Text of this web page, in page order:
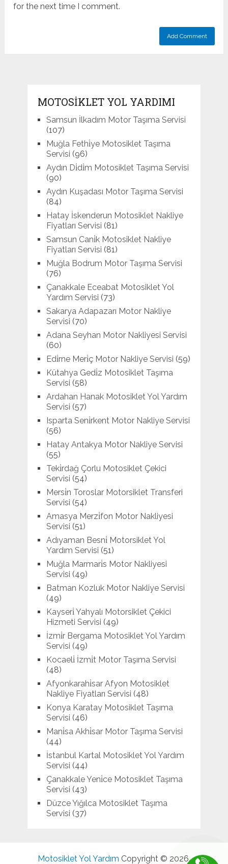
for the next time I comment.
MOTOSIKLET YOL YARDIMI
Samsun İlkadım Motor Taşıma Servisi
(107)
Muğla Fethi̇ye Motosiklet Taşıma
Servisi (96)
Aydın Di̇di̇m Motosiklet Taşıma Servisi
(90)
Aydın Kuşadası Motor Taşıma Servisi
(84)
Hatay İskenderun Motosiklet Nakliye
Fiyatları Servisi (81)
Samsun Cani̇k Motosiklet Nakliye
Fiyatları Servisi (81)
Muğla Bodrum Motor Taşıma Servisi
(76)
Çanakkale Eceabat Motosiklet Yol
Yardım Servisi (73)
Sakarya Adapazarı Motor Nakliye
Servisi (70)
Adana Seyhan Motor Nakliyesi Servisi
(60)
Edi̇rne Meri̇ç Motor Nakliye Servisi (59)
Kütahya Gedi̇z Motosiklet Taşıma
Servisi (58)
Ardahan Hanak Motosiklet Yol Yardım
Servisi (57)
Isparta Seni̇rkent Motor Nakliye Servisi
(56)
Hatay Antakya Motor Nakliye Servisi
(55)
Teki̇rdağ Çorlu Motosiklet Çekici
Servisi (54)
Mersi̇n Toroslar Motorsiklet Transferi
Servisi (54)
Amasya Merzi̇fon Motor Nakliyesi
Servisi (51)
Adıyaman Besni̇ Motorsiklet Yol
Yardım Servisi (51)
Muğla Marmari̇s Motor Nakliyesi
Servisi (49)
Batman Kozluk Motor Nakliye Servisi
(49)
Kayseri̇ Yahyalı Motorsiklet Çekici
Hizmeti Servisi (49)
İzmi̇r Bergama Motosiklet Yol Yardım
Servisi (49)
Kocaeli̇ İzmi̇t Motor Taşıma Servisi
(48)
Afyonkarahi̇sar Afyon Motosiklet
Nakliye Fiyatları Servisi (48)
Konya Karatay Motosiklet Taşıma
Servisi (46)
Mani̇sa Akhi̇sar Motor Taşıma Servisi
(44)
İstanbul Kartal Motosiklet Yol Yardım
Servisi (44)
Çanakkale Yeni̇ce Motosiklet Taşıma
Servisi (43)
Düzce Yığılca Motosiklet Taşıma
Servisi (37)
Motosiklet Yol Yardım Copyright © 2026.